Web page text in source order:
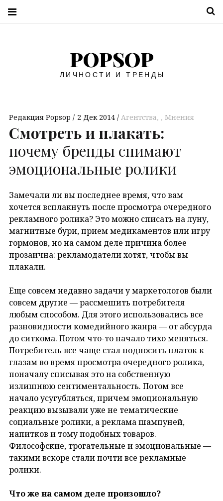
POPSOP
ЛИЧНОСТИ И ТРЕНДЫ
Редакция Popsop 2 Дек 2014 Агентства, Мнения
Смотреть и плакать:
почему бренды снимают
эмоциональные ролики
Замечали ли вы последнее время, что вам
хочется всплакнуть после просмотра очередного
рекламного ролика? Это можно списать на луну,
магнитные бури, прием медикаментов или игру
гормонов, но на самом деле причина более
прозаична: рекламодатели хотят, чтобы вы
плакали.
Еще совсем недавно задачи у маркетологов были
совсем другие — рассмешить потребителя
любым способом. Для этого использовались все
разновидности комедийного жанра — от абсурда
до ситкома. Потом что-то начало тихо меняться.
Потребитель все чаще стал подносить платок к
глазам во время просмотра очередного ролика,
поначалу списывая это на собственную
излишнюю сентиментальность. Потом все
начало усугубляться, причем эмоциональную
реакцию вызывали уже не тематические
социальные ролики, а реклама шампуней,
напитков и тому подобных товаров.
Философские, трогательные и эмоциональные —
такими вскоре стали почти все рекламные
ролики.
Что же на самом деле произошло?